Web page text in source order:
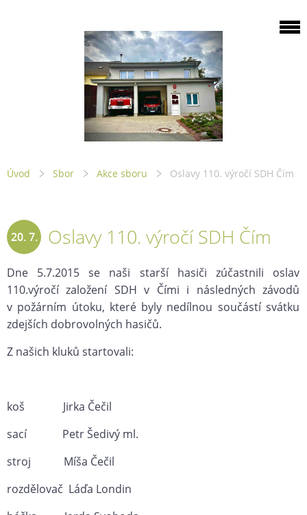
Úvod Sbor Akce sboru Oslavy 110. výročí SDH Čím
20. 7.
2015
Oslavy 110. výročí SDH Čím
Dne 5.7.2015 se naši starší hasiči zúčastnili oslav
110.výročí založení SDH v Čími i následných závodů
v požárním útoku, které byly nedílnou součástí svátku
zdejších dobrovolných hasičů.
Z našich kluků startovali:
koš Jirka Čečil
sací Petr Šedivý ml.
stroj Míša Čečil
rozdělovač Láďa Londin